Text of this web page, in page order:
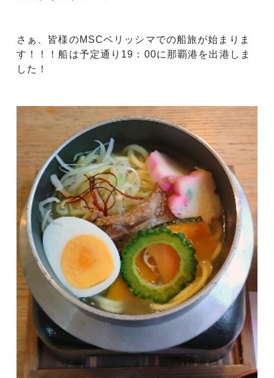
さぁ、皆様のMSCベリッシマでの船旅が始まりま
す！！！船は予定通り19：00に那覇港を出港しま
した！